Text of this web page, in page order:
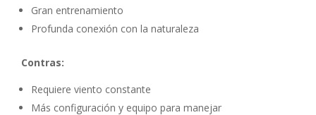
Gran entrenamiento
Profunda conexión con la naturaleza
Contras:
Requiere viento constante
Más configuración y equipo para manejar